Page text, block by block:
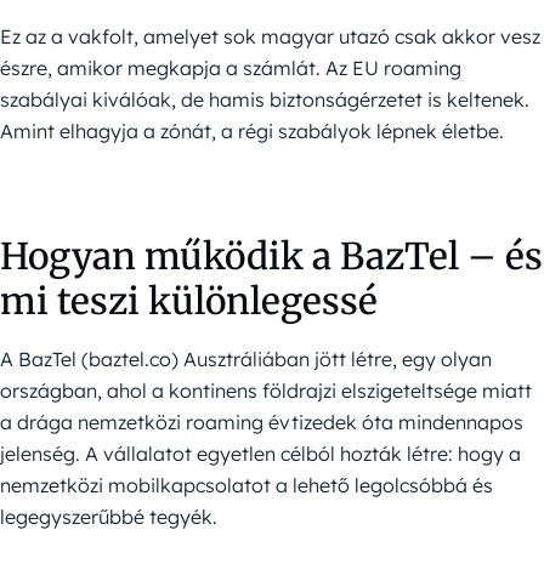
Ez az a vakfolt, amelyet sok magyar utazó csak akkor vesz
észre, amikor megkapja a számlát. Az EU roaming
szabályai kiválóak, de hamis biztonságérzetet is keltenek.
Amint elhagyja a zónát, a régi szabályok lépnek életbe.
Hogyan működik a BazTel – és
mi teszi különlegessé
A BazTel (baztel.co) Ausztráliában jött létre, egy olyan
országban, ahol a kontinens földrajzi elszigeteltsége miatt
a drága nemzetközi roaming évtizedek óta mindennapos
jelenség. A vállalatot egyetlen célból hozták létre: hogy a
nemzetközi mobilkapcsolatot a lehető legolcsóbbá és
legegyszerűbbé tegyék.